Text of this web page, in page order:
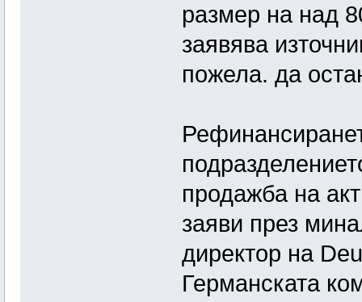
размер на над
заявява
пожела. да
продажба на
заяви през
директор на
Германската